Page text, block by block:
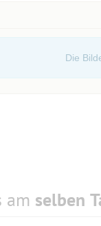
Die
am selben